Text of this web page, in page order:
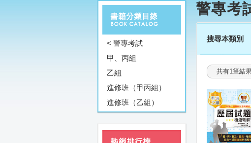
< 警專考試
甲、丙組
乙組
進修班（甲丙組）
進修班（乙組）
警專考
搜尋本類別
共有1筆結